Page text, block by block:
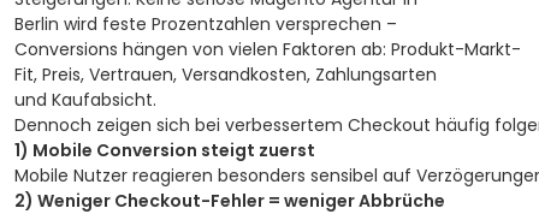
Berlin wird feste Prozentzahlen versprechen –
Conversions hängen von vielen Faktoren ab: Produkt-Markt-
Fit, Preis, Vertrauen, Versandkosten, Zahlungsarten
und Kaufabsicht.
Dennoch zeigen sich bei verbessertem Checkout häufig
1) Mobile Conversion steigt zuerst
Mobile Nutzer reagieren besonders sensibel auf
2) Weniger Checkout-Fehler = weniger Abbrüche